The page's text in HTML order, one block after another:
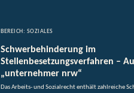
BEREICH: SOZIALES
Schwerbehinderung im
Stellenbesetzungsverfahren –
„unternehmer nrw“
Das Arbeits- und Sozialrecht enthält zahlreiche